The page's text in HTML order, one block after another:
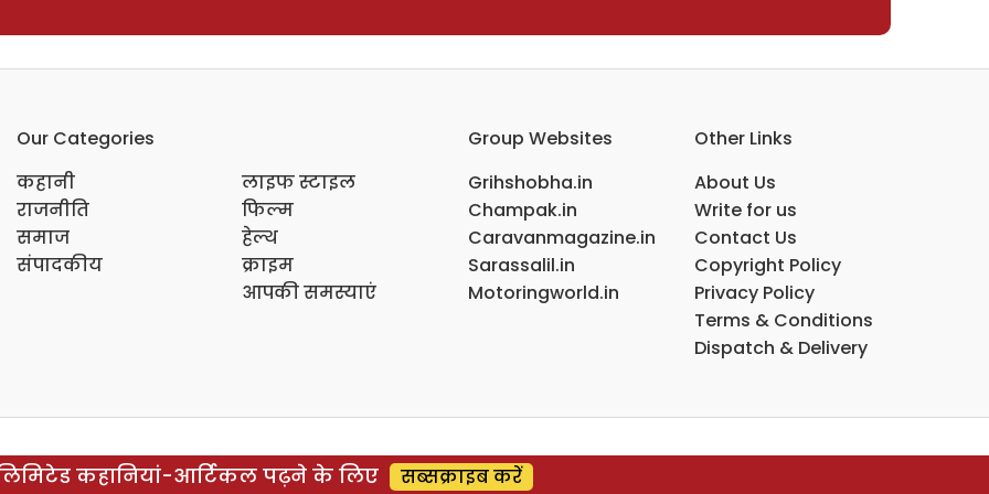
Our Categories
कहानी
राजनीति
समाज
संपादकीय
लाइफ स्टाइल
फिल्म
हेल्थ
क्राइम
आपकी समस्याएं
Group Websites
Grihshobha.in
Champak.in
Caravanmagazine.in
Sarassalil.in
Motoringworld.in
Other Links
About Us
Write for us
Contact Us
Copyright Policy
Privacy Policy
Terms & Conditions
Dispatch & Delivery
कहानियां-आर्टिकल पढ़ने के लिए सब्सक्राइब करें